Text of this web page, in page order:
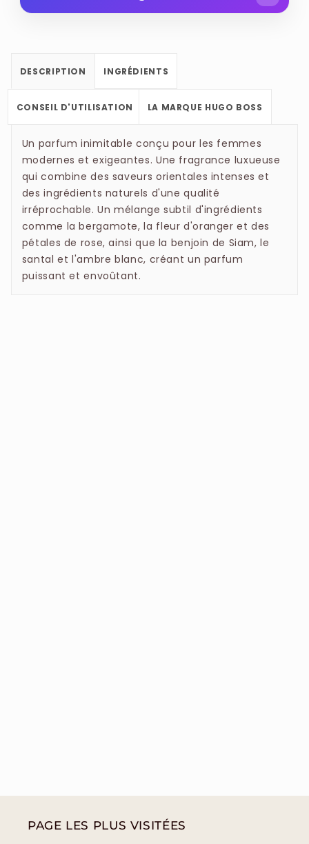
l'iconique Hugo Woman. Ce parfum appartient à
alliant une fraîcheur extrême à une assurance
contraste audacieux entre des notes fruitées
noir, le tout encapsulé dans le flacon rond
emblématique aux reflets rosés.
HYDROXYBENZOYL HEXYL BENZOATE, BHT,
LINALOOL, CITRONELLOL, BENZYL ALCOHOL,
(EXT. VIOLET 2), CI 17200 (RED 33), CI 19140
(YELLOW 5), CI 42090 (BLUE 1).
DESCRIPTION INGRÉDIENTS
CONSEIL D'UTILISATION LA MARQUE HUGO BOSS
Un parfum inimitable conçu pour les femmes
modernes et exigeantes. Une fragrance luxueuse
qui combine des saveurs orientales intenses et
des ingrédients naturels d'une qualité
irréprochable. Un mélange subtil d'ingrédients
comme la bergamote, la fleur d'oranger et des
pétales de rose, ainsi que la benjoin de Siam, le
santal et l'ambre blanc, créant un parfum
puissant et envoûtant.
PAGE LES PLUS VISITÉES